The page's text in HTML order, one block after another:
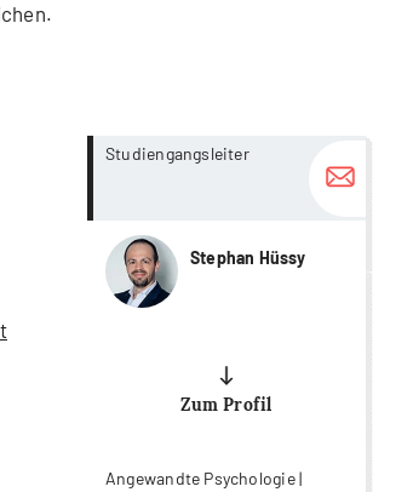
Studiengangsleiter
Stephan Hüssy
Zum Profil
Angewandte Psychologie |
more...
more...